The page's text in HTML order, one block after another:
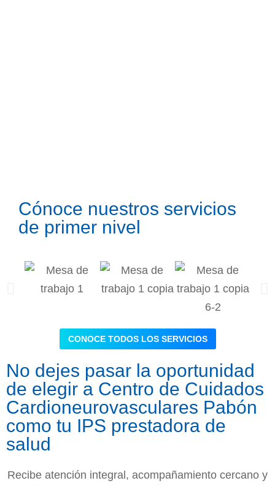
Cónoce nuestros servicios
de primer nivel
CONOCE TODOS LOS SERVICIOS
No dejes pasar la oportunidad
de elegir a Centro de Cuidados
Cardioneurovasculares Pabón
como tu IPS prestadora de
salud
Recibe atención integral, acompañamiento cercano y